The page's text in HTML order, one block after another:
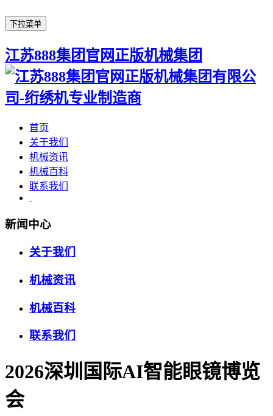
下拉菜单
江苏888集团官网正版机械集团
首页
关于我们
机械资讯
机械百科
联系我们
新闻中心
关于我们
机械资讯
机械百科
联系我们
2026深圳国际AI智能眼镜博览
会